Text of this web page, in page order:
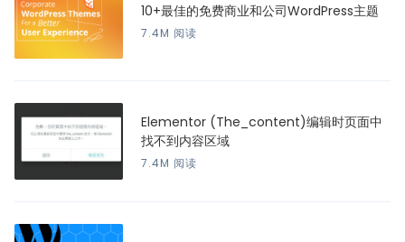
10+最佳的免费商业和公司WordPress主题
7.4M 阅读
Elementor (The_content)编辑时页面中
找不到内容区域
7.4M 阅读